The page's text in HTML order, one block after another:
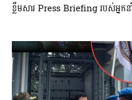
ខ្លឹមសារ Press Briefing របស់អ្នកន